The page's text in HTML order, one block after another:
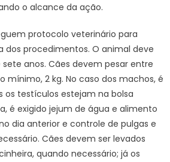
o alcance da ação.
protocolo veterinário para
dos procedimentos. O animal deve
anos. Cães devem pesar entre
mínimo, 2 kg. No caso dos machos, é
os testículos estejam na bolsa
é exigido jejum de água e alimento
dia anterior e controle de pulgas e
Cães devem ser levados
quando necessário; já os